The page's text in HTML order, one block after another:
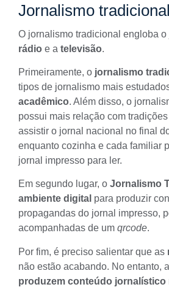
Jornalismo tradicional
O jornalismo tradicional engloba o
rádio e a televisão.
Primeiramente, o jornalismo
tipos de jornalismo mais
acadêmico. Além disso, o
possui mais relação com
assistir o jornal nacional no final
enquanto cozinha e cada familiar
jornal impresso para ler.
Em segundo lugar, o Jornalismo
ambiente digital para produzir
propagandas do jornal impresso,
acompanhadas de um qrcode.
Por fim, é preciso salientar que as
não estão acabando. No entanto,
produzem conteúdo jornalístico